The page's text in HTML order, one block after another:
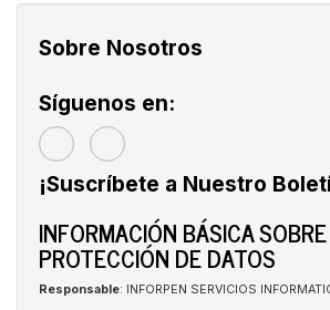
Sobre Nosotros
Síguenos en:
¡Suscríbete a Nuestro
INFORMACIÓN BÁSICA SOBRE
PROTECCIÓN DE DATOS
Responsable: INFORPEN SERVICIOS